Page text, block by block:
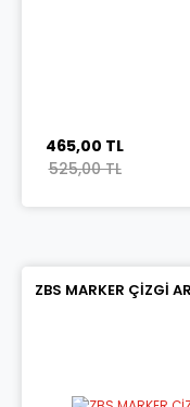
465,00 TL
525,00 TL
ZBS MARKER